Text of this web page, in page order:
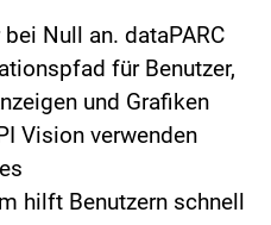
Null an. dataPARC
für Benutzer,
und Grafiken
Vision verwenden
hilft Benutzern schnell